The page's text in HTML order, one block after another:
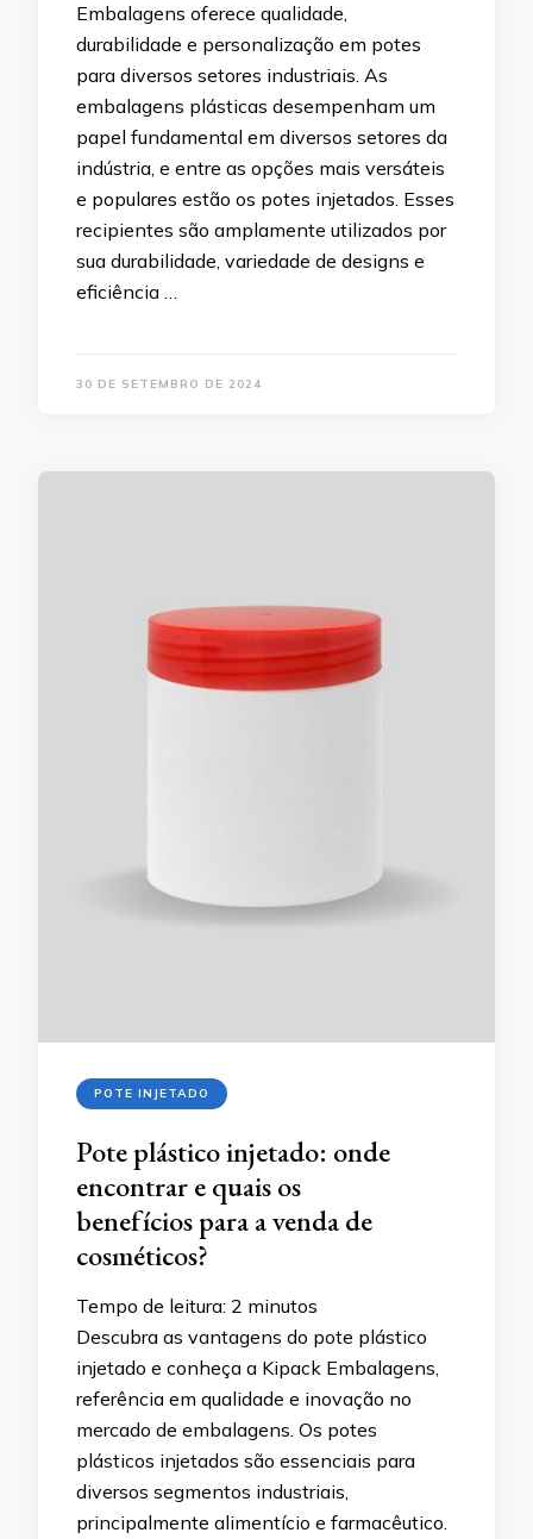
Embalagens oferece qualidade,
durabilidade e personalização em potes
para diversos setores industriais. As
embalagens plásticas desempenham um
papel fundamental em diversos setores da
indústria, e entre as opções mais versáteis
e populares estão os potes injetados. Esses
recipientes são amplamente utilizados por
sua durabilidade, variedade de designs e
eficiência …
30 DE SETEMBRO DE 2024
POTE INJETADO
Pote plástico injetado: onde
encontrar e quais os
benefícios para a venda de
cosméticos?
Tempo de leitura: 2 minutos
Descubra as vantagens do pote plástico
injetado e conheça a Kipack Embalagens,
referência em qualidade e inovação no
mercado de embalagens. Os potes
plásticos injetados são essenciais para
diversos segmentos industriais,
principalmente alimentício e farmacêutico.